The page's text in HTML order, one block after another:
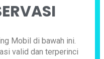
Mobil di bawah ini.
valid dan terperinci